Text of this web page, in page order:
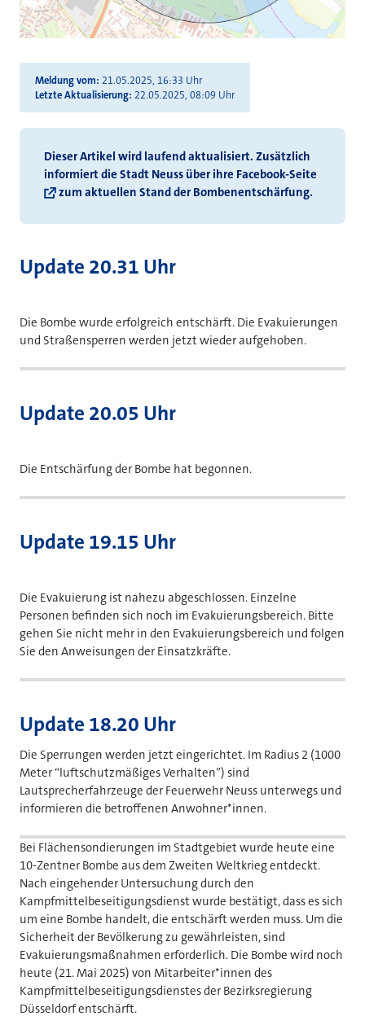
Meldung vom 21.05.2025, 16:33 Uhr
Letzte Aktualisierung 22.05.2025, 08:09 Uhr
Dieser Artikel wird laufend aktualisiert. Zusätzlich
informiert die Stadt Neuss über ihre Facebook-Seite
zum aktuellen Stand der Bombenentschärfung.
Update 20.31 Uhr
Die Bombe wurde erfolgreich entschärft. Die Evakuierungen
und Straßensperren werden jetzt wieder aufgehoben.
Update 20.05 Uhr
Die Entschärfung der Bombe hat begonnen.
Update 19.15 Uhr
Die Evakuierung ist nahezu abgeschlossen. Einzelne
Personen befinden sich noch im Evakuierungsbereich. Bitte
gehen Sie nicht mehr in den Evakuierungsbereich und folgen
Sie den Anweisungen der Einsatzkräfte.
Update 18.20 Uhr
Die Sperrungen werden jetzt eingerichtet. Im Radius 2 (1000
Meter “luftschutzmäßiges Verhalten”) sind
Lautsprecherfahrzeuge der Feuerwehr Neuss unterwegs und
informieren die betroffenen Anwohner*innen.
Bei Flächensondierungen im Stadtgebiet wurde heute eine
10-Zentner Bombe aus dem Zweiten Weltkrieg entdeckt.
Nach eingehender Untersuchung durch den
Kampfmittelbeseitigungsdienst wurde bestätigt, dass es sich
um eine Bombe handelt, die entschärft werden muss. Um die
Sicherheit der Bevölkerung zu gewährleisten, sind
Evakuierungsmaßnahmen erforderlich. Die Bombe wird noch
heute (21. Mai 2025) von Mitarbeiter*innen des
Kampfmittelbeseitigungsdienstes der Bezirksregierung
Düsseldorf entschärft.